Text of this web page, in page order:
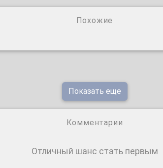
Похожие
Показать еще
Комментарии
Отличный шанс стать первым